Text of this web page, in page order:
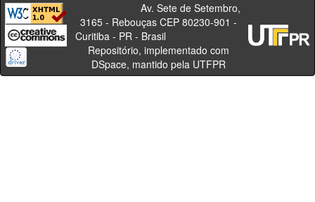
Av. Sete de Setembro,
3165 - Rebouças CEP 80230-901 -
Curitiba - PR - Brasil
Repositório, implementado com
DSpace, mantido pela UTFPR